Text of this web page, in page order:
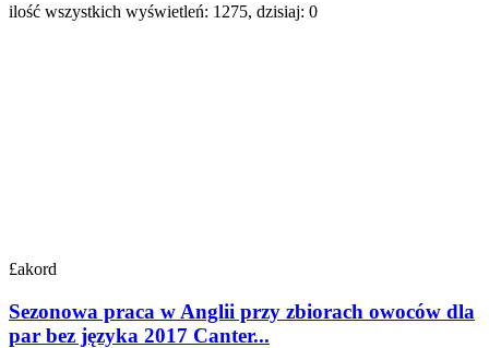
ilość wszystkich wyświetleń: 1275, dzisiaj: 0
£akord
Sezonowa praca w Anglii przy zbiorach owoców dla
par bez języka 2017 Canter...